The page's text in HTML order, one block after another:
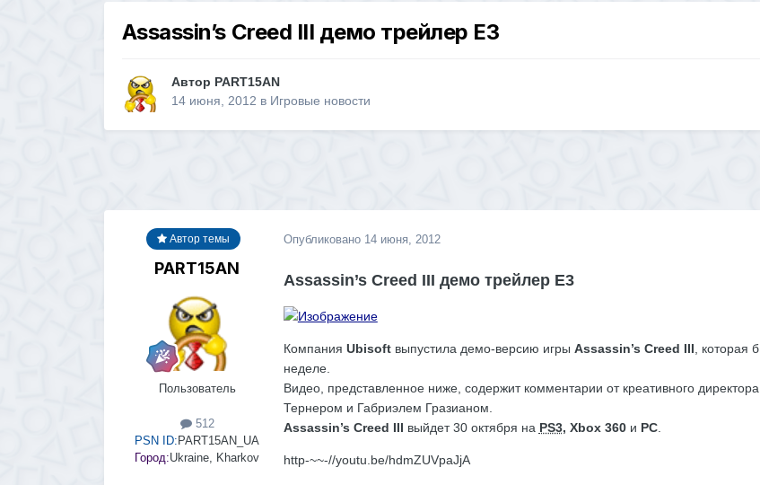
Assassin’s Creed III демо трейлер E3
Автор PART15AN
14 июня, 2012 в Игровые новости
Автор темы
PART15AN
Пользователь
512
PSN ID: PART15AN_UA
Город:Ukraine, Kharkov
Опубликовано 14 июня, 2012
Assassin’s Creed III демо трейлер E3
Компания Ubisoftвыпустила демо-версию игры Assassin’s Creed III, которая
неделе.
Видео, представленное ниже, содержит комментарии от креативного
Тернером и Габриэлем Гразианом.
Assassin’s Creed III выйдет 30 октября на PS3, Xbox 360и PC.
http-~~-//youtu.be/hdmZUVpaJjA